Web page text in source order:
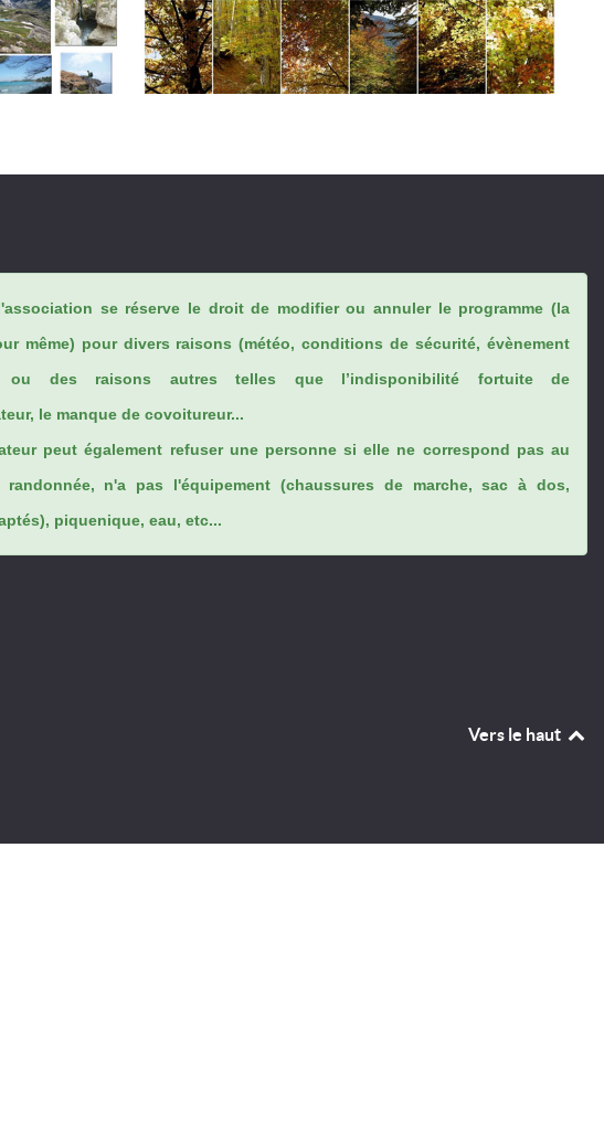
se réserve le droit de modifier ou annuler le programme (la
même) pour divers raisons (météo, conditions de sécurité, évènement
ou des raisons autres telles que l’indisponibilité fortuite de
le manque de covoitureur...
peut également refuser une personne si elle ne correspond pas au
n'a pas l'équipement (chaussures de marche, sac à dos,
piquenique, eau, etc...
Vers le haut